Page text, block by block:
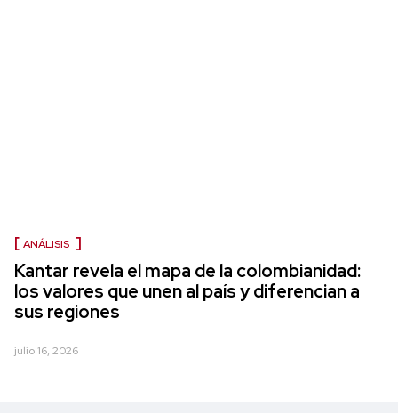
ANÁLISIS
Kantar revela el mapa de la colombianidad:
los valores que unen al país y diferencian a
sus regiones
julio 16, 2026